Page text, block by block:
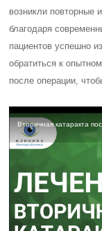
возникли повторные
благодаря
пациентов успешно
обратиться к
после операции,
Вторичная катаракта